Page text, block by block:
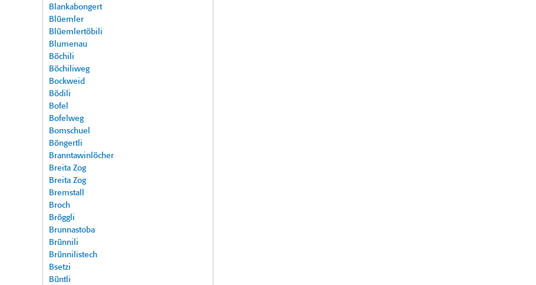
Blankabongert
Blüemler
Blüemlertöbili
Blumenau
Böchili
Böchiliweg
Bockweid
Bödili
Bofel
Bofelweg
Bomschuel
Böngertli
Branntawinlöcher
Breita Zog
Breita Zog
Bremstall
Broch
Bröggli
Brunnastoba
Brünnili
Brünnilistech
Bsetzi
Büntli